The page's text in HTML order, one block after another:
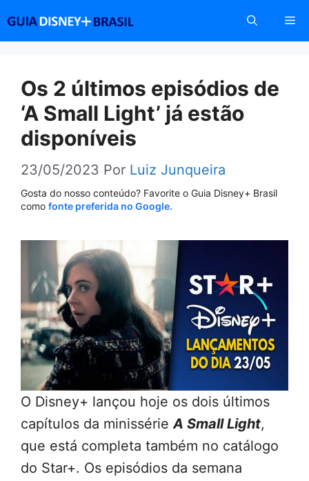
conteúdo
Os 2 últimos episódios de
‘A Small Light’ já estão
disponíveis
23/05/2023 Por Luiz Junqueira
Gosta do nosso conteúdo? Favorite o Guia Disney+ Brasil
como fonte preferida no Google.
O Disney+ lançou hoje os dois últimos
capítulos da minissérieA Small Light,
que está completa também no catálogo
do Star+. Os episódios da semana